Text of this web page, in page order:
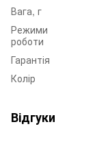
Вага, г
Режими
роботи
Гарантія
Колір
Відгуки